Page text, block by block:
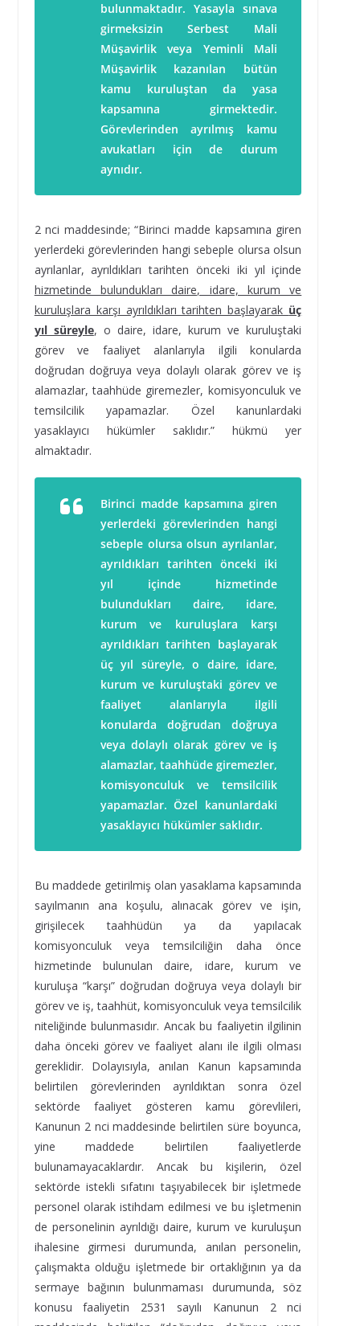
bulunmaktadır. Yasayla sınava
girmeksizin Serbest Mali
Müşavirlik veya Yeminli Mali
Müşavirlik kazanılan bütün
kamu kuruluştan da yasa
kapsamına girmektedir.
Görevlerinden ayrılmış kamu
avukatları için de durum
aynıdır.
2 nci maddesinde; “Birinci madde kapsamına giren
yerlerdeki görevlerinden hangi sebeple olursa olsun
ayrılanlar, ayrıldıkları tarihten önceki iki yıl içinde
hizmetinde bulundukları daire, idare, kurum ve
kuruluşlara karşı ayrıldıkları tarihten başlayarak üç
yıl süreyle, o daire, idare, kurum ve kuruluştaki
görev ve faaliyet alanlarıyla ilgili konularda
doğrudan doğruya veya dolaylı olarak görev ve iş
alamazlar, taahhüde giremezler, komisyonculuk ve
temsilcilik yapamazlar. Özel kanunlardaki
yasaklayıcı hükümler saklıdır.” hükmü yer
almaktadır.
Birinci madde kapsamına giren
yerlerdeki görevlerinden hangi
sebeple olursa olsun ayrılanlar,
ayrıldıkları tarihten önceki iki
yıl içinde hizmetinde
bulundukları daire, idare,
kurum ve kuruluşlara karşı
ayrıldıkları tarihten başlayarak
üç yıl süreyle, o daire, idare,
kurum ve kuruluştaki görev ve
faaliyet alanlarıyla ilgili
konularda doğrudan doğruya
veya dolaylı olarak görev ve iş
alamazlar, taahhüde giremezler,
komisyonculuk ve temsilcilik
yapamazlar. Özel kanunlardaki
yasaklayıcı hükümler saklıdır.
Bu maddede getirilmiş olan yasaklama kapsamında
sayılmanın ana koşulu, alınacak görev ve işin,
girişilecek taahhüdün ya da yapılacak
komisyonculuk veya temsilciliğin daha önce
hizmetinde bulunulan daire, idare, kurum ve
kuruluşa “karşı” doğrudan doğruya veya dolaylı bir
görev ve iş, taahhüt, komisyonculuk veya temsilcilik
niteliğinde bulunmasıdır. Ancak bu faaliyetin ilgilinin
daha önceki görev ve faaliyet alanı ile ilgili olması
gereklidir. Dolayısıyla, anılan Kanun kapsamında
belirtilen görevlerinden ayrıldıktan sonra özel
sektörde faaliyet gösteren kamu görevlileri,
Kanunun 2 nci maddesinde belirtilen süre boyunca,
yine maddede belirtilen faaliyetlerde
bulunamayacaklardır. Ancak bu kişilerin, özel
sektörde istekli sıfatını taşıyabilecek bir işletmede
personel olarak istihdam edilmesi ve bu işletmenin
de personelinin ayrıldığı daire, kurum ve kuruluşun
ihalesine girmesi durumunda, anılan personelin,
çalışmakta olduğu işletmede bir ortaklığının ya da
sermaye bağının bulunmaması durumunda, söz
konusu faaliyetin 2531 sayılı Kanunun 2 nci